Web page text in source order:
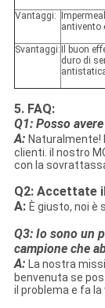
Vantaggi:
antivento
Svantaggi:
Il buon
duro di
5. FAQ:
Q1: Posso
A: Naturalmente!
clienti. il nostro
con la
Q2: Accettate
A: È giusto, noi è
Q3: Io sono un
campione che
A: La nostra
benvenuta se
il problema e fa